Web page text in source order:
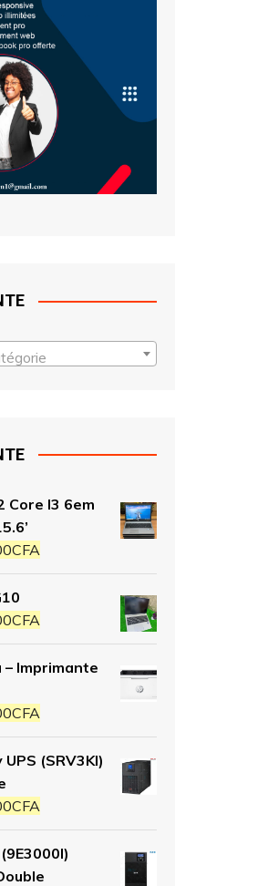
Core I3 6em
CFA
CFA
– Imprimante
CFA
(SRV3KI)
CFA